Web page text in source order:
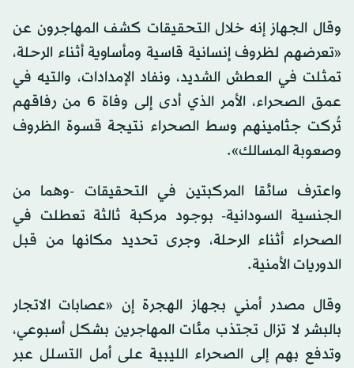
وقال الجهاز إنه خلال التحقيقات كشف المهاجرون عن
«تعرضهم لظروف إنسانية قاسية ومأساوية أثناء الرحلة،
تمثلت في العطش الشديد، ونفاد الإمدادات، والتيه في
عمق الصحراء، الأمر الذي أدى إلى وفاة 6 من رفاقهم
تُركت جثامينهم وسط الصحراء نتيجة قسوة الظروف
وصعوبة المسالك».
واعترف سائقا المركبتين في التحقيقات -وهما من
الجنسية السودانية- بوجود مركبة ثالثة تعطلت في
الصحراء أثناء الرحلة، وجرى تحديد مكانها من قبل
الدوريات الأمنية.
وقال مصدر أمني بجهاز الهجرة إن «عصابات الاتجار
بالبشر لا تزال تجتذب مئات المهاجرين بشكل أسبوعي،
وتدفع بهم إلى الصحراء الليبية على أمل التسلل عبر